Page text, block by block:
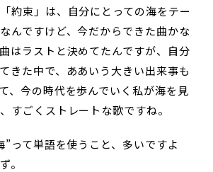
約束」は、自分にとっての海をテー
んですけど、今だからできた曲かな
はラストと決めてたんですが、自分
きた中で、ああいう大きい出来事も
、今の時代を歩んでいく私が海を見
すごくストレートな歌ですね。
て単語を使うこと、多いですよ
。